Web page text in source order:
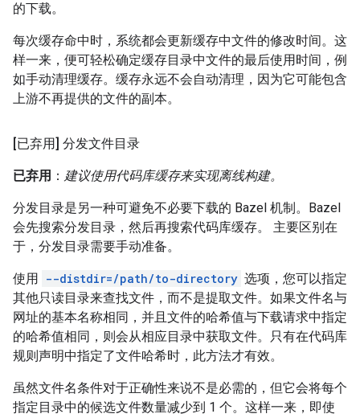
的下载。
每次缓存命中时，系统都会更新缓存中文件的修改时间。这
样一来，便可轻松确定缓存目录中文件的最后使用时间，例
如手动清理缓存。缓存永远不会自动清理，因为它可能包含
上游不再提供的文件的副本。
[已弃用] 分发文件目录
已弃用 ： 建议使用代码库缓存来实现离线构建。
分发目录是另一种可避免不必要下载的 Bazel 机制。Bazel
会先搜索分发目录，然后再搜索代码库缓存。 主要区别在
于，分发目录需要手动准备。
使用 --distdir=/path/to-directory 选项，您可以指定
其他只读目录来查找文件，而不是提取文件。如果文件名与
网址的基本名称相同，并且文件的哈希值与下载请求中指定
的哈希值相同，则会从相应目录中获取文件。只有在代码库
规则声明中指定了文件哈希时，此方法才有效。
虽然文件名条件对于正确性来说不是必需的，但它会将每个
指定目录中的候选文件数量减少到 1 个。这样一来，即使